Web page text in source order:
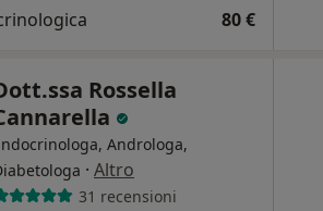
80 €
Rossella
Androloga,
· Altro
31 recensioni